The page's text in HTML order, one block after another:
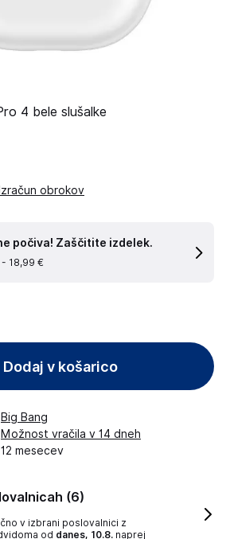
4 bele slušalke
Izračun obrokov
počiva! Zaščitite izdelek.
- 18,99 €
Dodaj v košarico
Big Bang
Možnost vračila v 14 dneh
12 mesecev
(6)
v izbrani poslovalnici z
od danes, 10.8. naprej